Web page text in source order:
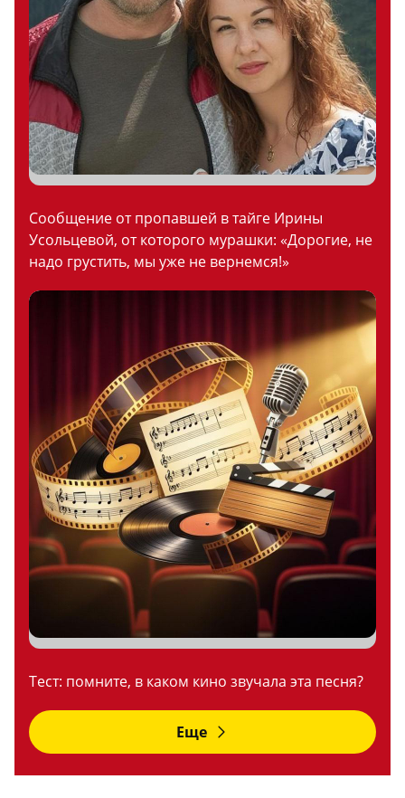
Сообщение от пропавшей в тайге Ирины
Усольцевой, от которого мурашки: «Дорогие, не
надо грустить, мы уже не вернемся!»
Тест: помните, в каком кино звучала эта песня?
Еще